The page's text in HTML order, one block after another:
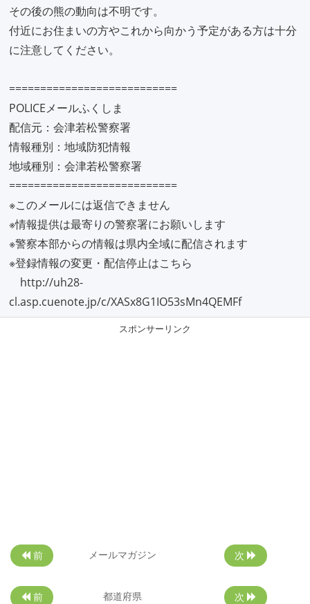
その後の熊の動向は不明です。
付近にお住まいの方やこれから向かう予定がある方は十分
に注意してください。
===========================
POLICEメールふくしま
配信元：会津若松警察署
情報種別：地域防犯情報
地域種別：会津若松警察署
===========================
※このメールには返信できません
※情報提供は最寄りの警察署にお願いします
※警察本部からの情報は県内全域に配信されます
※登録情報の変更・配信停止はこちら
http://uh28-
cl.asp.cuenote.jp/c/XASx8G1IO53sMn4QEMFf
スポンサーリンク
前 メールマガジン 次
前 都道府県 次